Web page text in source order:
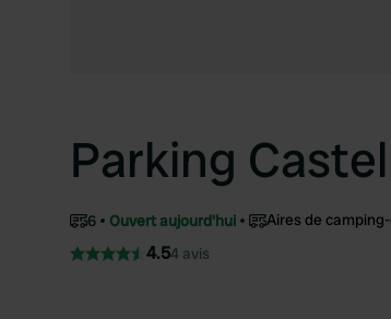
Parking
6 Ouvert aujourd'hui Aires de
4.54 avis